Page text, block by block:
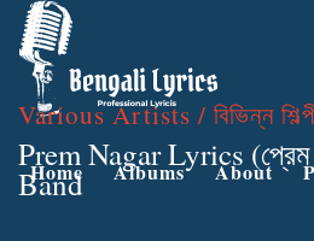
Home Albums About
Various Artists / বিভিন্ন
Prem Nagar Lyrics
Band